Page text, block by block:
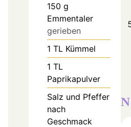
150 g
Emmentaler
gerieben
1 TL Kümmel
1 TL
Paprikapulver
Salz und Pfeffer
nach
Geschmack